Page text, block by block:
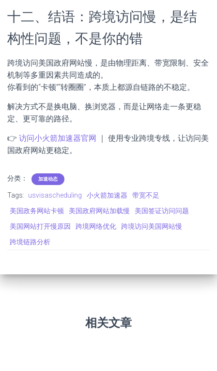
十二、结语：跨境访问慢，是结
构性问题，不是你的错
跨境访问美国政府网站慢，是由物理距离、带宽限制、安全
机制等多重因素共同造成的。
你看到的“卡顿”“转圈圈”，本质上都源自链路的不稳定。
解决方式不是换电脑、换浏览器，而是让网络走一条更稳
定、更可靠的路径。
👉 访问小火箭加速器官网
｜ 使用专业跨境专线，让访问美
国政府网站更稳定。
分类： 加速动态
Tags: usvisascheduling 小火箭加速器
带宽不足
美国政务网站卡顿
美国政府网站加载慢
美国签证访问问题
美国网站打开慢原因
跨境网络优化
跨境访问美国网站慢
跨境链路分析
相关文章